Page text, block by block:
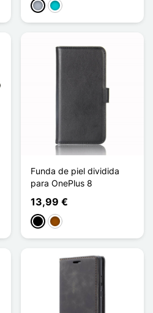
Gris Turquesa
Funda de piel dividida
para OnePlus 8
13,99 €
NegroMarrón